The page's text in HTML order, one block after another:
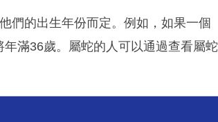
們的出生年份而定。例如，如果一個
滿36歲。屬蛇的人可以通過查看屬蛇